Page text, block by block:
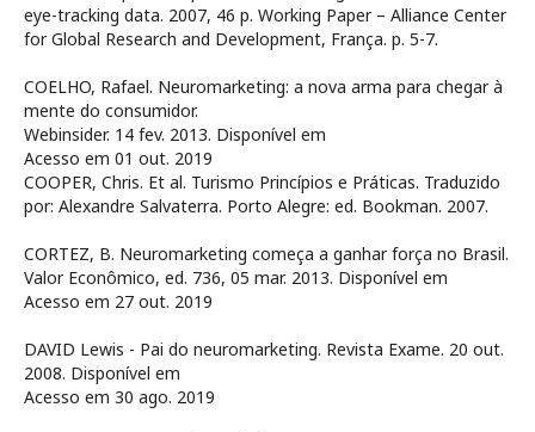
eye-tracking data. 2007, 46 p. Working Paper – Alliance Center
for Global Research and Development, França. p. 5-7.
COELHO, Rafael. Neuromarketing: a nova arma para chegar à
mente do consumidor.
Webinsider. 14 fev. 2013. Disponível em
Acesso em 01 out. 2019
COOPER, Chris. Et al. Turismo Princípios e Práticas. Traduzido
por: Alexandre Salvaterra. Porto Alegre: ed. Bookman. 2007.
CORTEZ, B. Neuromarketing começa a ganhar força no Brasil.
Valor Econômico, ed. 736, 05 mar. 2013. Disponível em
Acesso em 27 out. 2019
DAVID Lewis - Pai do neuromarketing. Revista Exame. 20 out.
2008. Disponível em
Acesso em 30 ago. 2019